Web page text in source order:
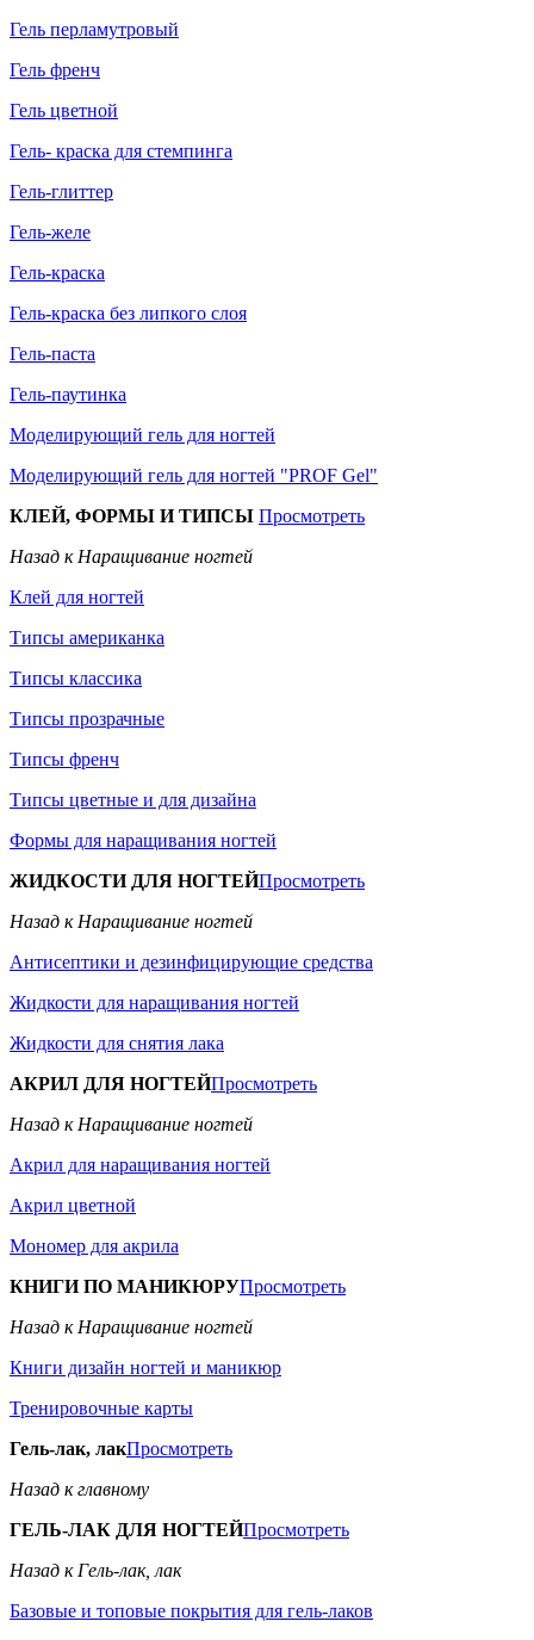
Гель перламутровый
Гель френч
Гель цветной
Гель- краска для стемпинга
Гель-глиттер
Гель-желе
Гель-краска
Гель-краска без липкого слоя
Гель-паста
Гель-паутинка
Моделирующий гель для ногтей
Моделирующий гель для ногтей "PROF Gel"
КЛЕЙ, ФОРМЫ И ТИПСЫ Просмотреть
Назад к Наращивание ногтей
Клей для ногтей
Типсы американка
Типсы классика
Типсы прозрачные
Типсы френч
Типсы цветные и для дизайна
Формы для наращивания ногтей
ЖИДКОСТИ ДЛЯ НОГТЕЙПросмотреть
Назад к Наращивание ногтей
Антисептики и дезинфицирующие средства
Жидкости для наращивания ногтей
Жидкости для снятия лака
АКРИЛ ДЛЯ НОГТЕЙПросмотреть
Назад к Наращивание ногтей
Акрил для наращивания ногтей
Акрил цветной
Мономер для акрила
КНИГИ ПО МАНИКЮРУПросмотреть
Назад к Наращивание ногтей
Книги дизайн ногтей и маникюр
Тренировочные карты
Гель-лак, лакПросмотреть
Назад к главному
ГЕЛЬ-ЛАК ДЛЯ НОГТЕЙПросмотреть
Назад к Гель-лак, лак
Базовые и топовые покрытия для гель-лаков